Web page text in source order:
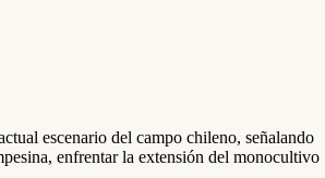
escenario del campo chileno, señalando
enfrentar la extensión del monocultivo